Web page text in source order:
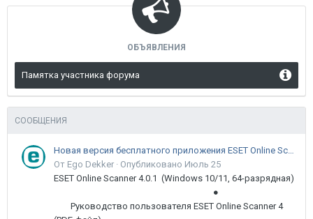
ОБЪЯВЛЕНИЯ
Памятка участника форума
СООБЩЕНИЯ
Новая версия бесплатного приложения ESET Online Scanner доступна пользователям
От Ego Dekker · Опубликовано Июль 25
ESET Online Scanner 4.0.1 (Windows 10/11, 64-разрядная)
●
Руководство пользователя ESET Online Scanner 4